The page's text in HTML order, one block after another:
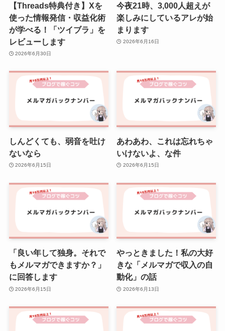
【Threads特典付き】Xを
使った情報発信・収益化術
が学べる！「ツイブラ」を
レビューします
2026年6月30日
今夜21時、3,000人超えが
楽しみにしているアレが始
まります
2026年6月16日
しんどくても、弱音を吐け
ないなら
2026年6月15日
あわあわ、これは忘れちゃ
いけないよ、な件
2026年6月15日
「良い年して独身。それで
もメルマガできますか？」
に回答します
2026年6月15日
やっときました！私の大好
きな「メルマガで収入の自
動化」の話
2026年6月13日